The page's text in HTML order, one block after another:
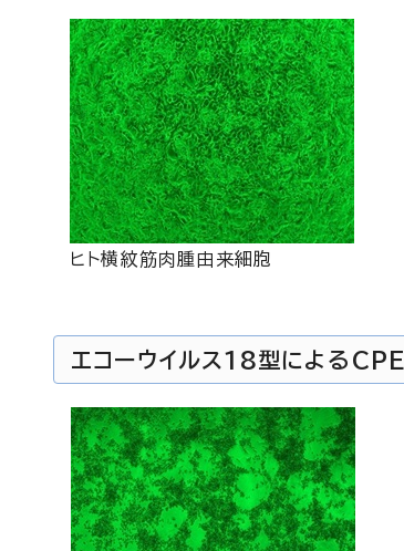
ヒト横紋筋肉腫由来細胞
エコーウイルス18型によるCPE